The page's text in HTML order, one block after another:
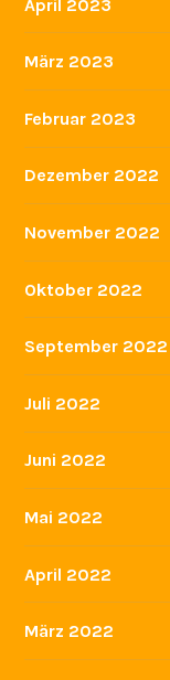
Januar 2024
Dezember 2023
November 2023
Oktober 2023
September 2023
August 2023
Juli 2023
Juni 2023
Mai 2023
April 2023
März 2023
Februar 2023